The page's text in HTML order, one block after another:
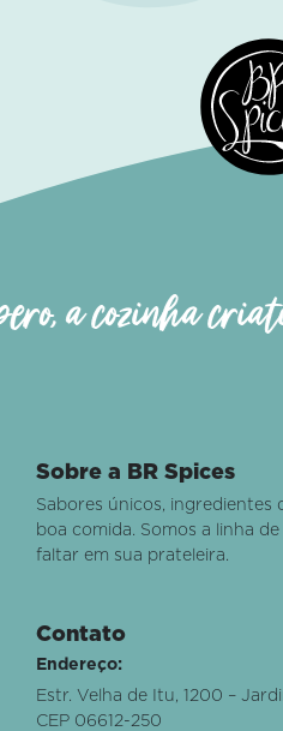
a cozinha
Sobre a BR Spices
Sabores únicos, ingredientes
boa comida. Somos a linha
faltar em sua prateleira.
Contato
Endereço:
Estr. Velha de Itu, 1200 –
CEP 06612-250